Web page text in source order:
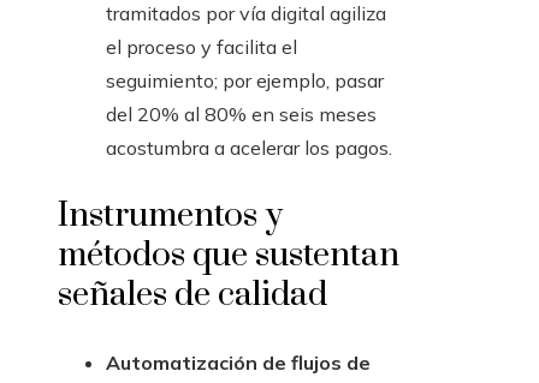
tramitados por vía digital agiliza
el proceso y facilita el
seguimiento; por ejemplo, pasar
del 20% al 80% en seis meses
acostumbra a acelerar los pagos.
Instrumentos y
métodos que sustentan
señales de calidad
Automatización de flujos de